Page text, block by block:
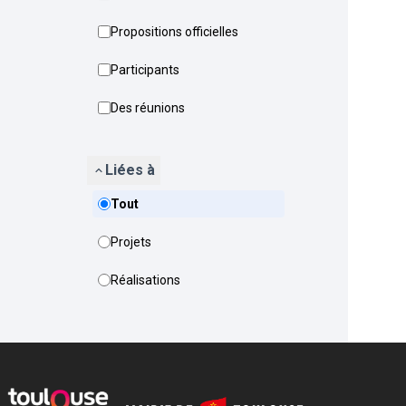
Propositions officielles
Participants
Des réunions
Liées à
Tout
Projets
Réalisations